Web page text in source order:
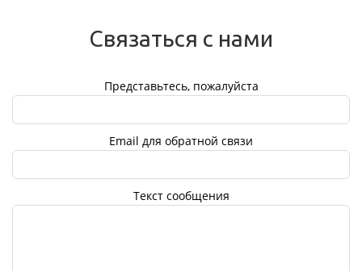
Связаться с нами
Представьтесь, пожалуйста
Еmail для обратной связи
Текст сообщения